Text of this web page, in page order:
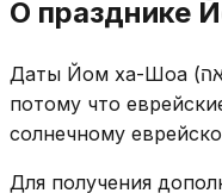
религиозным
составили особые
(Псалмов), Эль Мале
Катастрофе, Кадиш,
и специально
Некоторые
О празднике
Даты Йом ха-Шоа (יום השואה) меняются каждый год,
потому что
солнечному
Для получения